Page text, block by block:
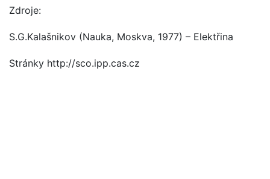
Zdroje:
S.G.Kalašnikov (Nauka, Moskva, 1977) – Elektřina
Stránky http://sco.ipp.cas.cz